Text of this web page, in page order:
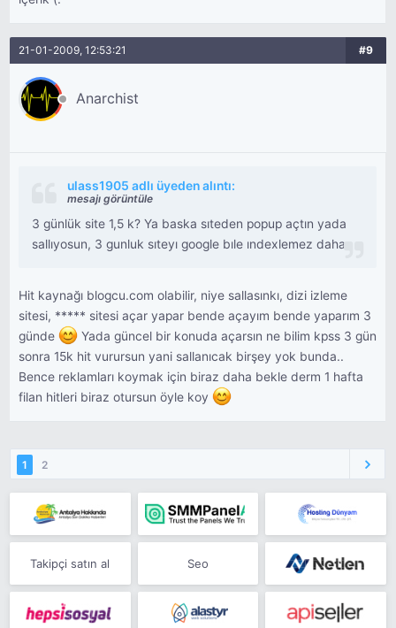
21-01-2009, 12:53:21 #9
Anarchist
ulass1905 adlı üyeden alıntı:
mesajı görüntüle
3 günlük site 1,5 k? Ya baska sıteden popup açtın yada
sallıyosun, 3 gunluk sıteyı google bıle ındexlemez daha
Hit kaynağı blogcu.com olabilir, niye sallasınkı, dizi izleme
sitesi, ***** sitesi açar yapar bende açayım bende yaparım 3
günde
Yada güncel bir konuda açarsın ne bilim kpss 3 gün
sonra 15k hit vurursun yani sallanıcak birşey yok bunda..
Bence reklamları koymak için biraz daha bekle derm 1 hafta
filan hitleri biraz otursun öyle koy
1 2
Takipçi satın al Seo